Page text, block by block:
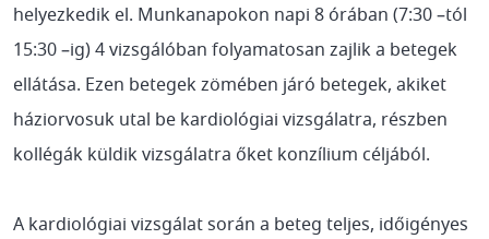
helyezkedik el. Munkanapokon napi 8 órában (7:30 –tól
15:30 –ig) 4 vizsgálóban folyamatosan zajlik a betegek
ellátása. Ezen betegek zömében járó betegek, akiket
háziorvosuk utal be kardiológiai vizsgálatra, részben
kollégák küldik vizsgálatra őket konzílium céljából.
A kardiológiai vizsgálat során a beteg teljes, időigényes